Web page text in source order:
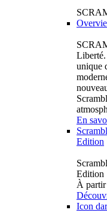
unique
En
Edition
Edition
À partir
Icon